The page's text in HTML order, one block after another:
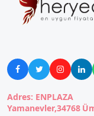
   
Adres: ENPLAZA
Yamanevler,34768